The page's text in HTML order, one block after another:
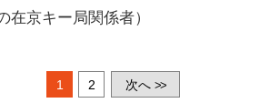
在京キー局関係者）
1 2 次へ >>